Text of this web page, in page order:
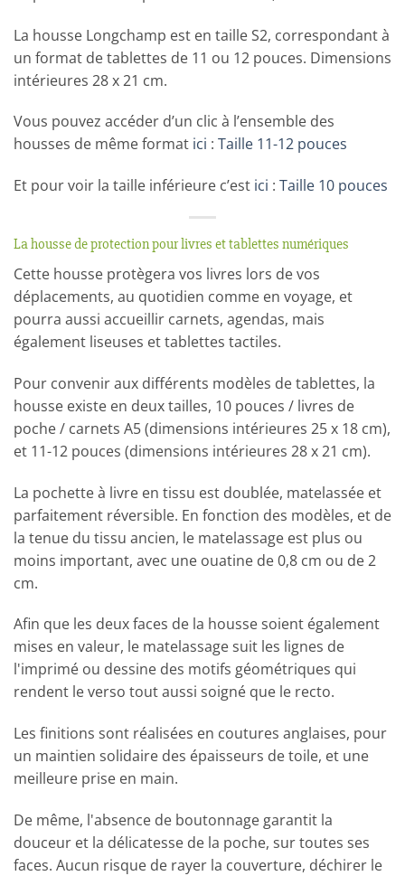
La housse Longchamp est en taille S2, correspondant à
un format de tablettes de 11 ou 12 pouces. Dimensions
intérieures 28 x 21 cm.
Vous pouvez accéder d’un clic à l’ensemble des
housses de même format ici : Taille 11-12 pouces
Et pour voir la taille inférieure c’est ici : Taille 10 pouces
La housse de protection pour livres et tablettes numériques
Cette housse protègera vos livres lors de vos
déplacements, au quotidien comme en voyage, et
pourra aussi accueillir carnets, agendas, mais
également liseuses et tablettes tactiles.
Pour convenir aux différents modèles de tablettes, la
housse existe en deux tailles, 10 pouces / livres de
poche / carnets A5 (dimensions intérieures 25 x 18 cm),
et 11-12 pouces (dimensions intérieures 28 x 21 cm).
La pochette à livre en tissu est doublée, matelassée et
parfaitement réversible. En fonction des modèles, et de
la tenue du tissu ancien, le matelassage est plus ou
moins important, avec une ouatine de 0,8 cm ou de 2
cm.
Afin que les deux faces de la housse soient également
mises en valeur, le matelassage suit les lignes de
l'imprimé ou dessine des motifs géométriques qui
rendent le verso tout aussi soigné que le recto.
Les finitions sont réalisées en coutures anglaises, pour
un maintien solidaire des épaisseurs de toile, et une
meilleure prise en main.
De même, l'absence de boutonnage garantit la
douceur et la délicatesse de la poche, sur toutes ses
faces. Aucun risque de rayer la couverture, déchirer le